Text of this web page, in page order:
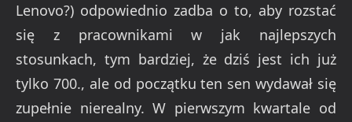
Lenovo?) odpowiednio zadba o to, aby rozstać
się z pracownikami w jak najlepszych
stosunkach, tym bardziej, że dziś jest ich już
tylko 700., ale od początku ten sen wydawał się
zupełnie nierealny. W pierwszym kwartale od